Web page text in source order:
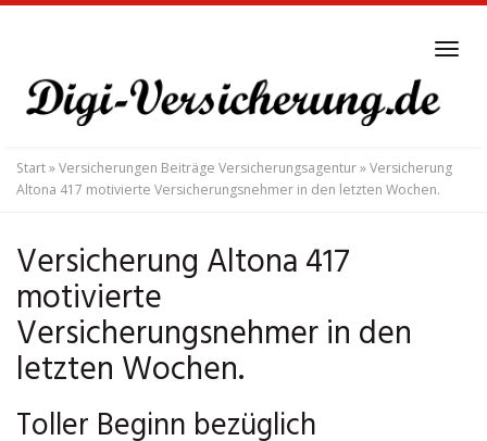
main
content
Start»Versicherungen Beiträge Versicherungsagentur»Versicherung
Altona 417 motivierte Versicherungsnehmer in den letzten Wochen.
Versicherung Altona 417
motivierte
Versicherungsnehmer in den
letzten Wochen.
Toller Beginn bezüglich